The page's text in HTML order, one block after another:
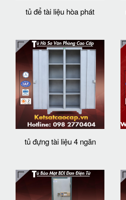
tủ để tài liệu hòa phát
tủ đựng tài liệu 4 ngăn